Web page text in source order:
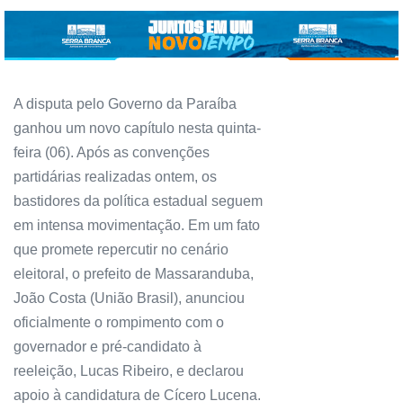
A disputa pelo Governo da Paraíba
ganhou um novo capítulo nesta quinta-
feira (06). Após as convenções
partidárias realizadas ontem, os
bastidores da política estadual seguem
em intensa movimentação. Em um fato
que promete repercutir no cenário
eleitoral, o prefeito de Massaranduba,
João Costa (União Brasil), anunciou
oficialmente o rompimento com o
governador e pré-candidato à
reeleição, Lucas Ribeiro, e declarou
apoio à candidatura de Cícero Lucena.